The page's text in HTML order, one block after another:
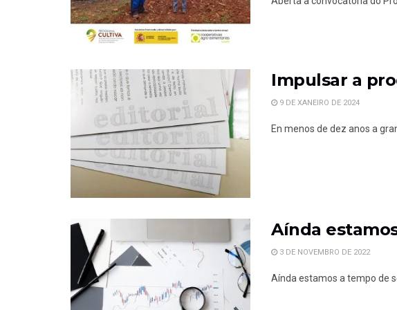
Impulsar a
9 DE XANEIRO DE 2024
En menos de dez anos a
Aínda
3 DE NOVEMBRO DE 2022
Aínda estamos a tempo de